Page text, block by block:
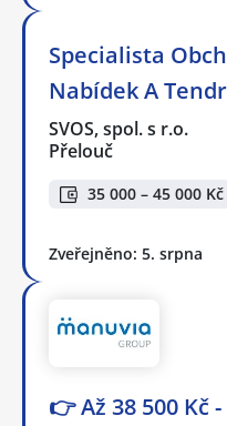
Specialista
Nabídek A
SVOS, spol. s r.o.
Přelouč
35 000 – 45 000 Kč
Zveřejněno: 5. srpna
👉 Až 38 500 Kč